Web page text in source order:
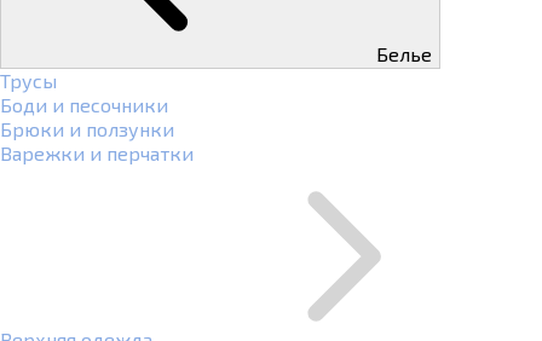
Белье
Трусы
Боди и песочники
Брюки и ползунки
Варежки и перчатки